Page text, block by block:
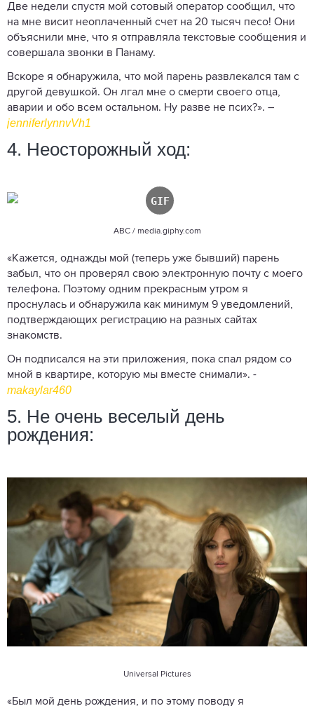
Две недели спустя мой сотовый оператор сообщил, что
на мне висит неоплаченный счет на 20 тысяч песо! Они
объяснили мне, что я отправляла текстовые сообщения и
совершала звонки в Панаму.
Вскоре я обнаружила, что мой парень развлекался там с
другой девушкой. Он лгал мне о смерти своего отца,
аварии и обо всем остальном. Ну разве не псих?». –
jenniferlynnvVh1
4. Неосторожный ход:
ABC / media.giphy.com
«Кажется, однажды мой (теперь уже бывший) парень
забыл, что он проверял свою электронную почту с моего
телефона. Поэтому одним прекрасным утром я
проснулась и обнаружила как минимум 9 уведомлений,
подтверждающих регистрацию на разных сайтах
знакомств.
Он подписался на эти приложения, пока спал рядом со
мной в квартире, которую мы вместе снимали». -
makaylar460
5. Не очень веселый день
рождения:
Universal Pictures
«Был мой день рождения, и по этому поводу я